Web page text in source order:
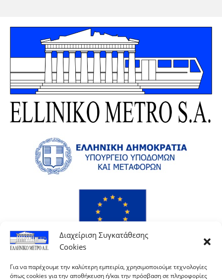
Διαχείριση Συγκατάθεσης
Cookies
Για να παρέχουμε την καλύτερη εμπειρία, χρησιμοποιούμε τεχνολογίες
όπως cookies για την αποθήκευση ή/και την πρόσβαση σε πληροφορίες